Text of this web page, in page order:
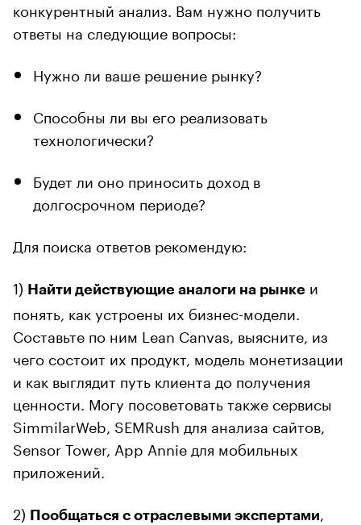
конкурентный анализ. Вам нужно получить
ответы на следующие вопросы:
Нужно ли ваше решение рынку?
Способны ли вы его реализовать
технологически?
Будет ли оно приносить доход в
долгосрочном периоде?
Для поиска ответов рекомендую:
1) Найти действующие аналоги на рынке и
понять, как устроены их бизнес-модели.
Составьте по ним Lean Canvas, выясните, из
чего состоит их продукт, модель монетизации
и как выглядит путь клиента до получения
ценности. Могу посоветовать также сервисы
SimmilarWeb, SEMRush для анализа сайтов,
Sensor Tower, App Annie для мобильных
приложений.
2) Пообщаться с отраслевыми экспертами